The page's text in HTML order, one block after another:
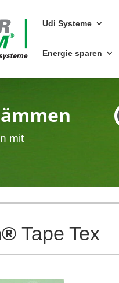
Udi Sys­teme
Energie sparen
mit
® Tape Tex